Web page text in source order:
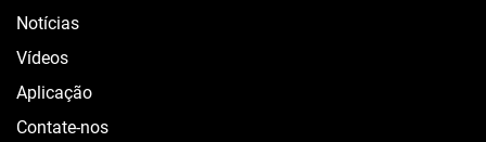
Notícias
Vídeos
Aplicação
Contate-nos